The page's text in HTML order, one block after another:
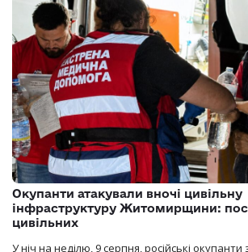
Окупанти атакували вночі цивільну
інфраструктуру Житомирщини:
цивільних
У ніч на неділю, 9 серпня, російські